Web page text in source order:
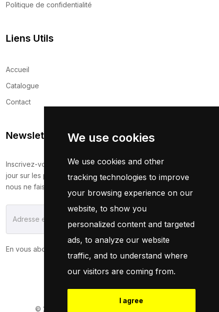
We use cookies
We use cookies and other
tracking technologies to improve
your browsing experience on our
website, to show you
personalized content and targeted
ads, to analyze our website
traffic, and to understand where
our visitors are coming from.
I agree
Politique de confidentialité
Liens Utils
Accueil
Catalogue
Contact
Newsletter
Inscrivez-vous maintenant pour recevoir les dernières mises à
jour sur les promotions et les coupons. Ne vous inquiétez pas,
nous ne faisons pas de spam !
S'Abonner
En vous abonnant, vous acceptez notre
© 2026